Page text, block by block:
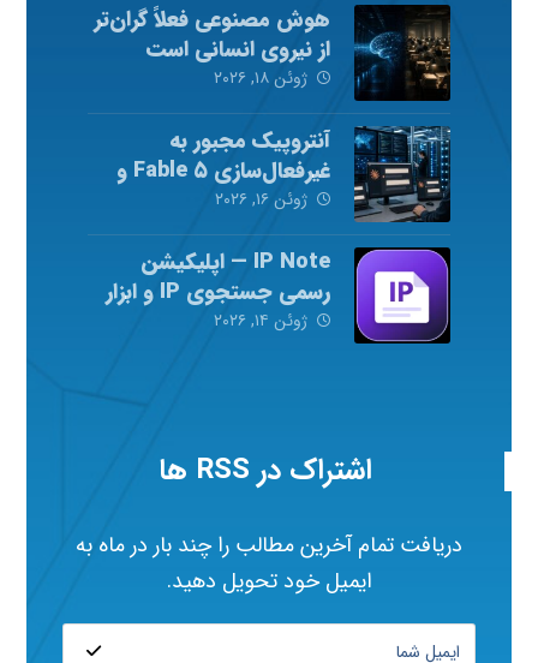
هوش مصنوعی فعلاً گران‌تر
از نیروی انسانی است
ژوئن ۱۸, ۲۰۲۶
آنتروپیک مجبور به
غیرفعال‌سازی Fable ۵ و
Mythos ۵ شد
ژوئن ۱۶, ۲۰۲۶
IP Note — اپلیکیشن
رسمی جستجوی IP و ابزار
شبکه
ژوئن ۱۴, ۲۰۲۶
اشتراک در RSS ها
دریافت تمام آخرین مطالب را چند بار در ماه به
ایمیل خود تحویل دهید.